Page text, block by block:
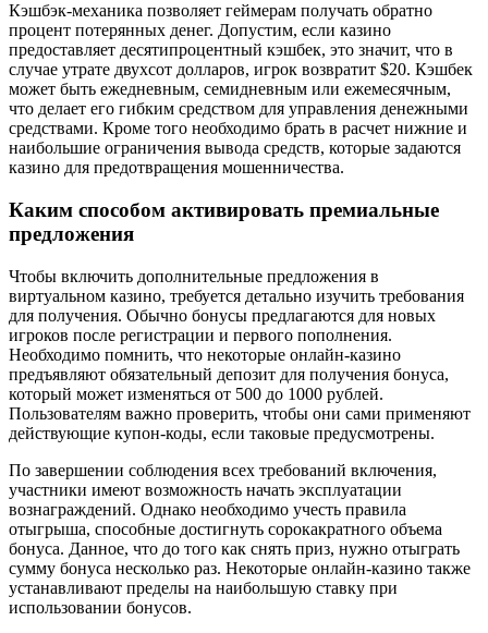
Кэшбэк-механика позволяет геймерам получать обратно
процент потерянных денег. Допустим, если казино
предоставляет десятипроцентный кэшбек, это значит, что в
случае утрате двухсот долларов, игрок возвратит $20. Кэшбек
может быть ежедневным, семидневным или ежемесячным,
что делает его гибким средством для управления денежными
средствами. Кроме того необходимо брать в расчет нижние и
наибольшие ограничения вывода средств, которые задаются
казино для предотвращения мошенничества.
Каким способом активировать премиальные
предложения
Чтобы включить дополнительные предложения в
виртуальном казино, требуется детально изучить требования
для получения. Обычно бонусы предлагаются для новых
игроков после регистрации и первого пополнения.
Необходимо помнить, что некоторые онлайн-казино
предъявляют обязательный депозит для получения бонуса,
который может изменяться от 500 до 1000 рублей.
Пользователям важно проверить, чтобы они сами применяют
действующие купон-коды, если таковые предусмотрены.
По завершении соблюдения всех требований включения,
участники имеют возможность начать эксплуатации
вознаграждений. Однако необходимо учесть правила
отыгрыша, способные достигнуть сорокакратного объема
бонуса. Данное, что до того как снять приз, нужно отыграть
сумму бонуса несколько раз. Некоторые онлайн-казино также
устанавливают пределы на наибольшую ставку при
использовании бонусов.